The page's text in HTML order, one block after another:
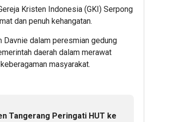
Kristen Indonesia (GKI) Serpong
dan penuh kehangatan.
Davnie dalam peresmian gedung
daerah dalam merawat
masyarakat.
Tangerang Peringati HUT ke